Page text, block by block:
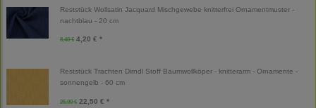
Reststück Wollsatin Jacquard Mischgewebe knitterfrei Ornamentmuster -
nachtblau - 20 cm
8,40 € 4,20 € *
Reststück Trachten Dirndl Stoff Baumwollköper - knitterarm - Ornamente -
sonnengelb - 60 cm
25,00 € 22,50 € *